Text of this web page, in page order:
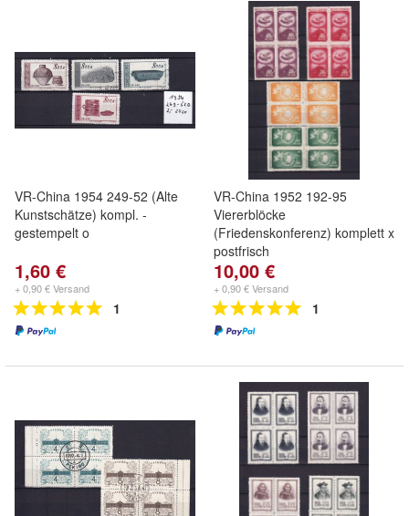
VR-China 1954 249-52 (Alte
Kunstschätze) kompl. -
gestempelt o
1,60 €
+ 0,90 € Versand
1
VR-China 1952 192-95
Viererblöcke
(Friedenskonferenz) komplett x
postfrisch
10,00 €
+ 0,90 € Versand
1